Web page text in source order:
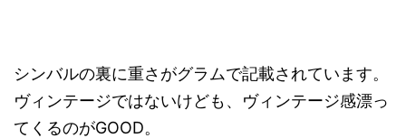
シンバルの裏に重さがグラムで記載されています。
ヴィンテージではないけども、ヴィンテージ感漂っ
てくるのがGOOD。